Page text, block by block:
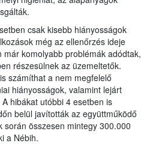
csak kisebb hiányosságok
még az ellenőrzés ideje
komolyabb problémák adódtak,
részesülnek az üzemeltetők.
számíthat a nem megfelelő
hiányosságok, valamint lejárt
hibákat utóbbi 4 esetben is
belül javították az együttműködő
során összesen mintegy 300.000
a Nébih.